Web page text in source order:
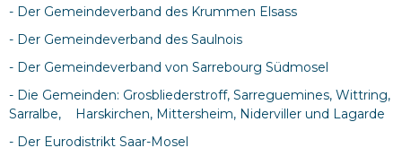
- Der Gemeindeverband des Krummen Elsass
- Der Gemeindeverband des Saulnois
- Der Gemeindeverband von Sarrebourg Südmosel
- Die Gemeinden: Grosbliederstroff, Sarreguemines, Wittring,
Sarralbe, Harskirchen, Mittersheim, Niderviller und Lagarde
- Der Eurodistrikt Saar-Mosel